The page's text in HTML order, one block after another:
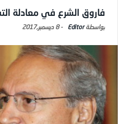
فاروق الشرع في معادلة
Editor
-8 ديسمبر,2017